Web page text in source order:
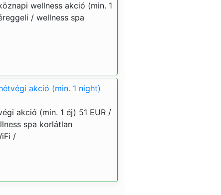
wellness akció (min. 1
/ wellness spa
akció (min. 1 night)
akció (min. 1 éj) 51 EUR /
spa korlátlan
/